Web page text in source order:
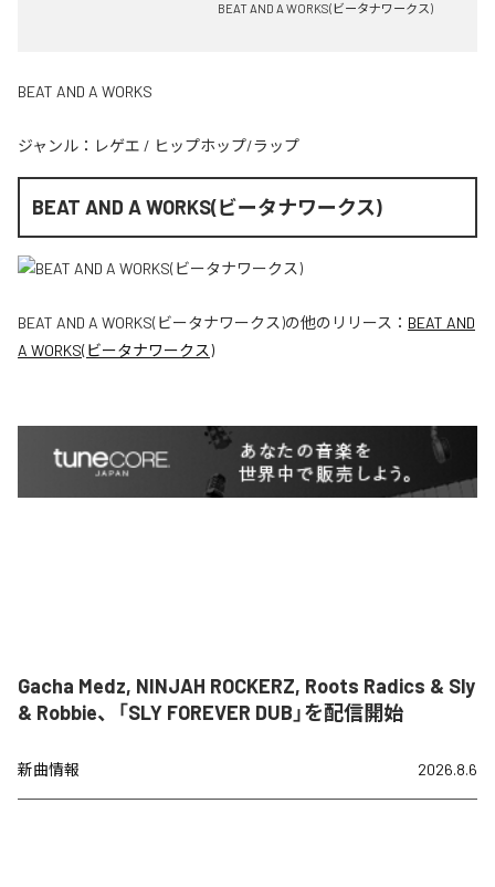
BEAT AND A WORKS(ビータナワークス)
BEAT AND A WORKS
ジャンル： レゲエ / ヒップホップ/ラップ
BEAT AND A WORKS(ビータナワークス)
BEAT AND A WORKS(ビータナワークス)の他のリリース： BEAT AND
A WORKS(ビータナワークス)
Gacha Medz, NINJAH ROCKERZ, Roots Radics & Sly
& Robbie、「SLY FOREVER DUB」を配信開始
新曲情報 2026.8.6